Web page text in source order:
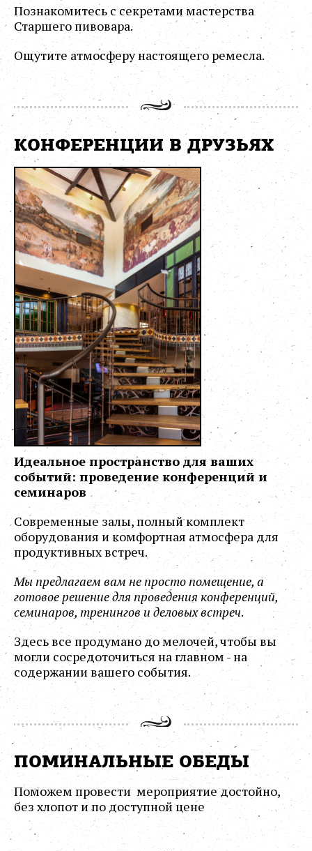
Познакомитесь с секретами мастерства
Старшего пивовара.
Ощутите атмосферу настоящего ремесла.
КОНФЕРЕНЦИИ В ДРУЗЬЯХ
Идеальное пространство для ваших
событий: проведение конференций и
семинаров
Современные залы, полный комплект
оборудования и комфортная атмосфера для
продуктивных встреч.
Мы предлагаем вам не просто помещение, а
готовое решение для проведения конференций,
семинаров, тренингов и деловых встреч.
Здесь все продумано до мелочей, чтобы вы
могли сосредоточиться на главном - на
содержании вашего события.
​ПОМИНАЛЬНЫЕ ОБЕДЫ
Поможем провести мероприятие достойно,
без хлопот и по доступной цене